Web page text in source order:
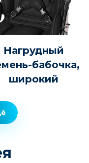
Нагрудный
бабочка,
широкий